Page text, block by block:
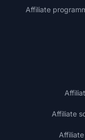
Affiliate
Affiliate